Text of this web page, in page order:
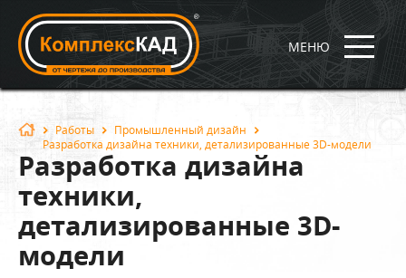
МЕНЮ
Работы
Промышленный дизайн
Разработка дизайна техники, детализированные 3D-модели
Разработка дизайна
техники,
детализированные 3D-
модели